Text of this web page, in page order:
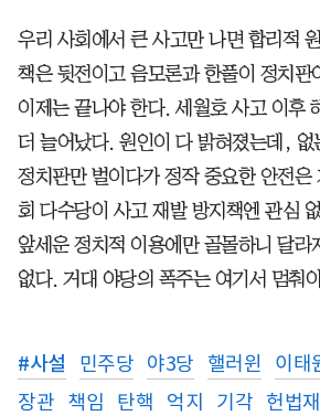
우리 사회에서 큰 사고만 나면 합리적
책은 뒷전이고 음모론과 한풀이 정치판
이제는 끝나야 한다. 세월호 사고 이후
더 늘어났다. 원인이 다 밝혀졌는데, 없
정치판만 벌이다가 정작 중요한 안전은
회 다수당이 사고 재발 방지책엔 관심
앞세운 정치적 이용에만 골몰하니 달라
없다. 거대 야당의 폭주는 여기서 멈춰
#사설 민주당 야3당 핼러윈 이태
장관 책임 탄핵 억지 기각 헌법